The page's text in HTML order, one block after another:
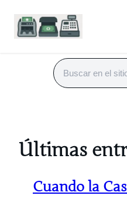
Buscar
Últimas
Cuando la